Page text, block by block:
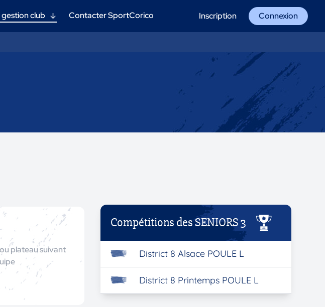
club Contacter SportCorico Inscription Connexion
plateau suivant
Compétitions des SENIORS 3
District 8 Alsace POULE L
District 8 Printemps POULE L